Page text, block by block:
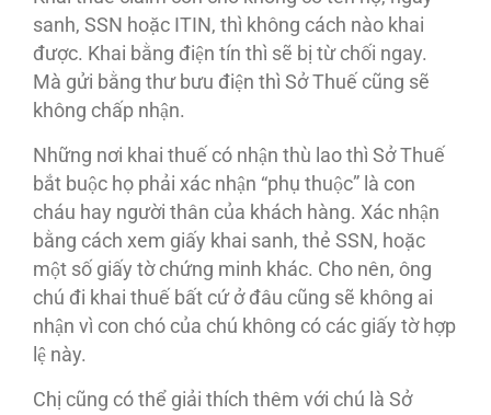
sanh, SSN hoặc ITIN, thì không cách nào khai
được. Khai bằng điện tín thì sẽ bị từ chối ngay.
Mà gửi bằng thư bưu điện thì Sở Thuế cũng sẽ
không chấp nhận.
Những nơi khai thuế có nhận thù lao thì Sở Thuế
bắt buộc họ phải xác nhận “phụ thuộc” là con
cháu hay người thân của khách hàng. Xác nhận
bằng cách xem giấy khai sanh, thẻ SSN, hoặc
một số giấy tờ chứng minh khác. Cho nên, ông
chú đi khai thuế bất cứ ở đâu cũng sẽ không ai
nhận vì con chó của chú không có các giấy tờ hợp
lệ này.
Chị cũng có thể giải thích thêm với chú là Sở